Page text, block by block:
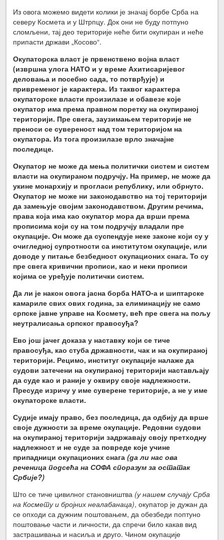
Из овога можемо видети колики је значај борбе Срба на
северу Космета и у Штрпцу. Док они не буду потпуно
сломљени, тај део територије неће бити окупиран и неће
припасти држави „Косово“.
Окупаторска власт је првенствено војна власт
(извршна улога НАТО и у време Ахитисаријевог
деловања и посебно сада, то потврђује) и
привременог је карактера. Из таквог карактера
окупаторске власти произилазе и обавезе које
окупатор има према правном поретку на окупираној
територији. Пре свега, заузимањем територије не
преноси се сувереност над том територијом на
окупатора. Из тога произилазе врло значајне
последице.
Окупатор не може да мења политички систем и систем
власти на окупираном подручју. На пример, не може да
укине монархију и прогласи републику, или обрнуто.
Окупатор не може ни законодавство на тој територији
да замењује својим законодавством. Другим речима,
права која има као окупатор мора да врши према
прописима који су на том подручју владали пре
окупације. Он може да суспендује неке законе који су у
очигледној супротности са институтом окупације, или
доводе у питање безбедност окупационих снага. То су
пре свега кривични прописи, као и неки прописи
којима се уређује политички систем.
Да ли је након овога јасна борба НАТО-а и шиптарске
камариле свих ових година, за елиминацију не само
српске јавне управе на Космету, већ пре свега на пољу
неутралисања српског правосуђа?
Ево још јачег доказа у наставку који се тиче
правосуђа, као стуба државности, чак и на окупираној
територији. Рецимо, институг окупације налаже да
судови затечени на окупираној територији настављају
да суде као и раније у оквиру своје надлежности.
Пресуде изричу у име суверене територије, а не у име
окупаторске власти.
Судије имају право, без последица, да одбију да врше
своје дужности за време окупације. Редовни судови
на окупираној територији задржавају своју претходну
надлежност и не суде за повреде које учине
припадници окупационих снага(да ли нас ова
реченица подсећа на СОФА споразум за остатак
Србије?)
Што се тиче цивилног становништва (у нашем случају Срба
на Космету и бројних неалабанаца), окупатор је дужан да
се опходи са дужним поштовањем, да обезбеди поптуно
поштовање части и личности, да спречи било какав вид
застрашивања и насиља и друго. Чином окупације